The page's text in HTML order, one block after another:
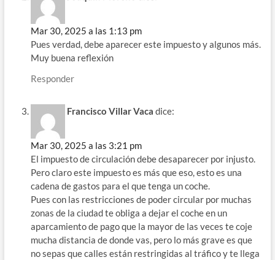
Mar 30, 2025 a las 1:13 pm
Pues verdad, debe aparecer este impuesto y algunos más.
Muy buena reflexión
Responder
Francisco Villar Vaca dice:
Mar 30, 2025 a las 3:21 pm
El impuesto de circulación debe desaparecer por injusto.
Pero claro este impuesto es más que eso, esto es una
cadena de gastos para el que tenga un coche.
Pues con las restricciones de poder circular por muchas
zonas de la ciudad te obliga a dejar el coche en un
aparcamiento de pago que la mayor de las veces te coje
mucha distancia de donde vas, pero lo más grave es que
no sepas que calles están restringidas al tráfico y te llega